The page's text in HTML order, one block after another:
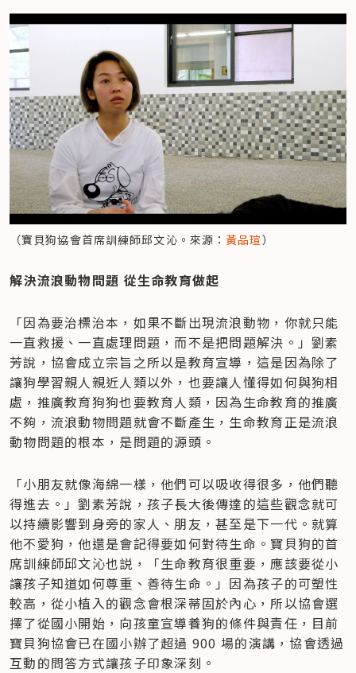
（寶貝狗協會首席訓練師邱文沁。來源： 黃品瑄）
解決流浪動物問題 從生命教育做起
「因為要治標治本，如果不斷出現流浪動物，你就只能
一直救援、一直處理問題，而不是把問題解決。」劉素
芳說，協會成立宗旨之所以是教育宣導，這是因為除了
讓狗學習親人親近人類以外，也要讓人懂得如何與狗相
處，推廣教育狗狗也要教育人類，因為生命教育的推廣
不夠，流浪動物問題就會不斷產生，生命教育正是流浪
動物問題的根本，是問題的源頭。
「小朋友就像海綿一樣，他們可以吸收得很多，他們聽
得進去。」劉素芳說，孩子長大後傳達的這些觀念就可
以持續影響到身旁的家人、朋友，甚至是下一代。就算
他不愛狗，他還是會記得要如何對待生命。寶貝狗的首
席訓練師邱文沁也説，「生命教育很重要，應該要從小
讓孩子知道如何尊重、善待生命。」因為孩子的可塑性
較高，從小植入的觀念會根深蒂固於內心，所以協會選
擇了從國小開始，向孩童宣導養狗的條件與責任，目前
寶貝狗協會已在國小辦了超過 900 場的演講，協會透過
互動的問答方式讓孩子印象深刻。